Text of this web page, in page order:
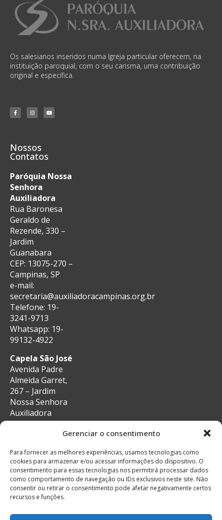
Gerenciar o consentimento
Para fornecer as melhores experiências, usamos tecnologias como
cookies para armazenar e/ou acessar informações do dispositivo. O
consentimento para essas tecnologias nos permitirá processar dados
como comportamento de navegação ou IDs exclusivos neste site. Não
consentir ou retirar o consentimento pode afetar negativamente certos
recursos e funções.
Os salesianos inseridos numa Igreja particular oferecem, na
instituição paroquial, com o seu carisma, uma contribuição
original e específica.
Nossos
Contatos
Paróquia Nossa
Senhora
Auxiliadora
Rua Baronesa
Geraldo de
Rezende, 330 –
Jardim
Guanabara
CEP: 13075-270 –
Campinas, SP
e-mail:
secretaria@auxiliadoracampinas.org.br
Telefone: 19-
3241-9713
Whatsapp: 19-
99132-4922
Capela São José
Avenida Padre
Almeida Garret,
267 – Jardim
Nossa Senhora
Auxiliadora
CEP: 13087-29 –
secretaria@auxiliadoracampinas.org.br
Telefone: 19-
3241-9713
Whatsapp: 19-
99132-4922